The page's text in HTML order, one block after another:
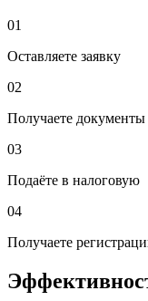
01
Оставляете заявку
02
Получаете документы
03
Подаёте в налоговую
04
Получаете